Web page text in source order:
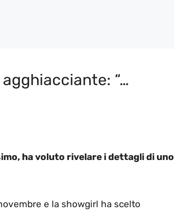
“…
ha voluto rivelare i dettagli di uno
e la showgirl ha scelto